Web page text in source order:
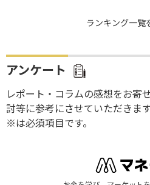
ランキング一覧
アンケート
レポート・コラムの感想をお寄
討等に参考にさせていただきます
※は必須項目です。